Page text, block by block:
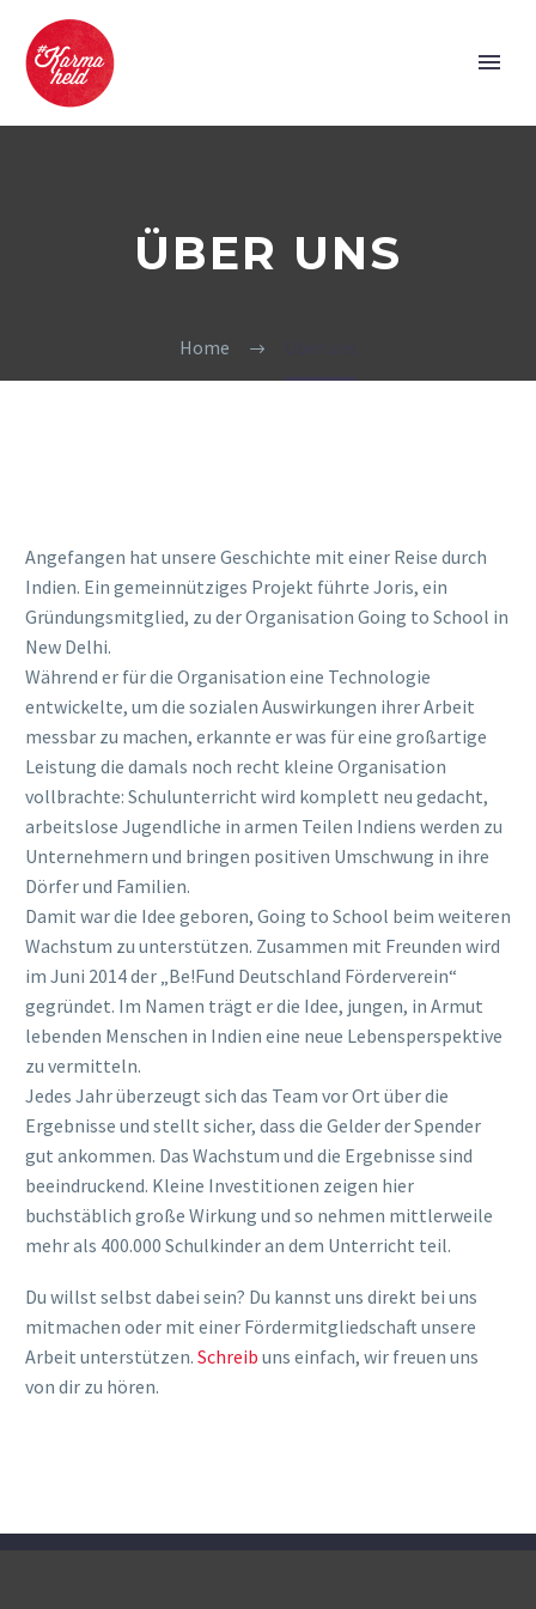
ÜBER UNS
Home
Angefangen hat unsere Geschichte mit einer Reise durch
Indien. Ein gemeinnütziges Projekt führte Joris, ein
Gründungsmitglied, zu der Organisation Going to School in
New Delhi.
Während er für die Organisation eine Technologie
entwickelte, um die sozialen Auswirkungen ihrer Arbeit
messbar zu machen, erkannte er was für eine großartige
Leistung die damals noch recht kleine Organisation
vollbrachte: Schulunterricht wird komplett neu gedacht,
arbeitslose Jugendliche in armen Teilen Indiens werden zu
Unternehmern und bringen positiven Umschwung in ihre
Dörfer und Familien.
Damit war die Idee geboren, Going to School beim weiteren
Wachstum zu unterstützen. Zusammen mit Freunden wird
im Juni 2014 der „Be!Fund Deutschland Förderverein“
gegründet. Im Namen trägt er die Idee, jungen, in Armut
lebenden Menschen in Indien eine neue Lebensperspektive
zu vermitteln.
Jedes Jahr überzeugt sich das Team vor Ort über die
Ergebnisse und stellt sicher, dass die Gelder der Spender
gut ankommen. Das Wachstum und die Ergebnisse sind
beeindruckend. Kleine Investitionen zeigen hier
buchstäblich große Wirkung und so nehmen mittlerweile
mehr als 400.000 Schulkinder an dem Unterricht teil.
Du willst selbst dabei sein? Du kannst uns direkt bei uns
mitmachen oder mit einer Fördermitgliedschaft unsere
Arbeit unterstützen. Schreib uns einfach, wir freuen uns
von dir zu hören.